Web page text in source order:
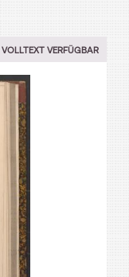
VOLLTEXT VERFÜGBAR